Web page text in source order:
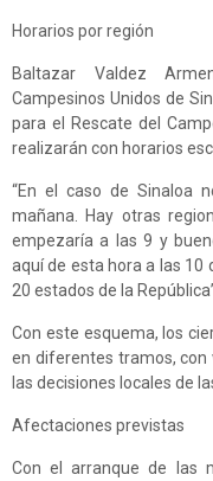
Horarios por región
Baltazar Valdez
Campesinos Unidos de
para el Rescate del
realizarán con horarios
“En el caso de Sinaloa
mañana. Hay otras
empezaría a las 9 y
aquí de esta hora a las 10
20 estados de la
Con este esquema, los
en diferentes tramos, con
las decisiones locales de
Afectaciones previstas
Con el arranque de las